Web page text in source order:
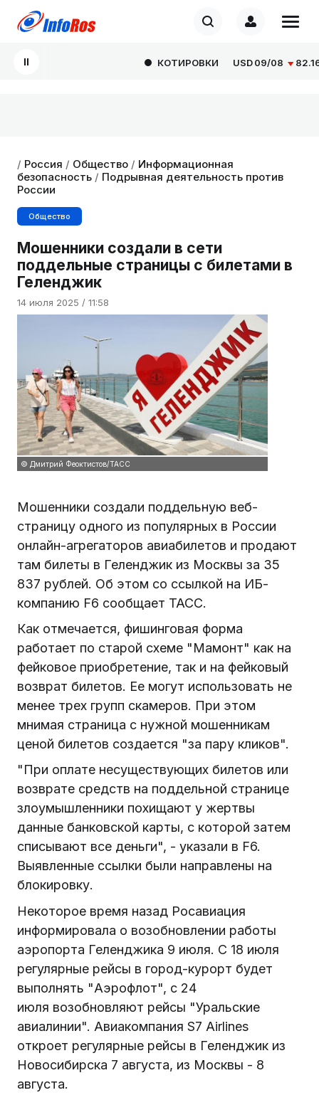
КОТИРОВКИ USD09/08 82.1665
/ Россия / Общество / Информационная
безопасность / Подрывная деятельность против
России
Общество
Мошенники создали в сети
поддельные страницы с билетами в
Геленджик
14 июля 2025 / 11:58
© Дмитрий Феоктистов/ТАСС
Мошенники создали поддельную веб-
страницу одного из популярных в России
онлайн-агрегаторов авиабилетов и продают
там билеты в Геленджик из Москвы за 35
837 рублей. Об этом со ссылкой на ИБ-
компанию F6 сообщает ТАСС.
Как отмечается, фишинговая форма
работает по старой схеме "Мамонт" как на
фейковое приобретение, так и на фейковый
возврат билетов. Ее могут использовать не
менее трех групп скамеров. При этом
мнимая страница с нужной мошенникам
ценой билетов создается "за пару кликов".
"При оплате несуществующих билетов или
возврате средств на поддельной странице
злоумышленники похищают у жертвы
данные банковской карты, с которой затем
списывают все деньги", - указали в F6.
Выявленные ссылки были направлены на
блокировку.
Некоторое время назад Росавиация
информировала о возобновлении работы
аэропорта Геленджика 9 июля. С 18 июля
регулярные рейсы в город-курорт будет
выполнять "Аэрофлот", с 24
июля возобновляют рейсы "Уральские
авиалинии". Авиакомпания S7 Airlines
откроет регулярные рейсы в Геленджик из
Новосибирска 7 августа, из Москвы - 8
августа.